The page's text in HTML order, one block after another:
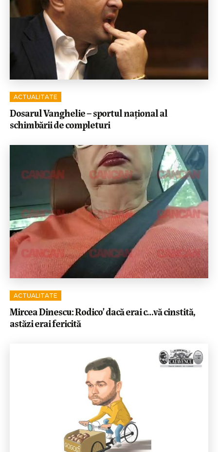
ACTUALITATE
Dosarul Vanghelie – sportul național al
schimbării de completuri
ACTUALITATE
Mircea Dinescu: Rodico’ dacă erai c…vă cinstită,
astăzi erai fericită